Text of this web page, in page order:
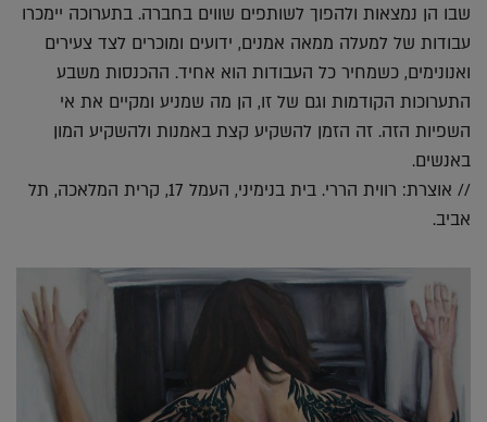
שבו הן נמצאות ולהפוך לשותפים שווים בחברה. בתערוכה יימכרו
עבודות של למעלה ממאה אמנים, ידועים ומוכרים לצד צעירים
ואנונימים, כשמחיר כל העבודות הוא אחיד. ההכנסות משבע
התערוכות הקודמות וגם של זו, הן מה שמניע ומקיים את אי
השפיות הזה. זה הזמן להשקיע קצת באמנות ולהשקיע המון
באנשים.
// אוצרת: רווית הררי. בית בנימיני, העמל 17, קרית המלאכה, תל
אביב.